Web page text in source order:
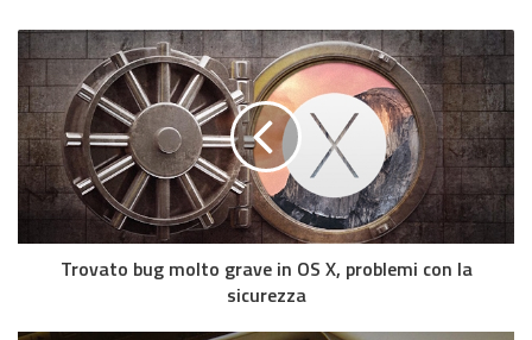
Trovato bug molto grave in OS X, problemi con la
sicurezza